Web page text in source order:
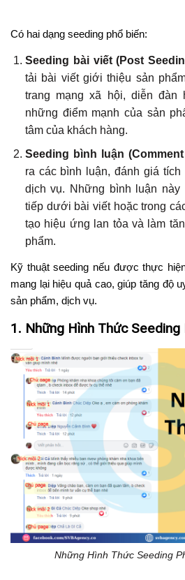
Có hai dạng seeding phổ biến:
Seeding bài viết (Post
tải bài viết giới thiệu sản
trang mạng xã hội, diễn đàn
những điểm mạnh của sản
tâm của khách hàng.
Seeding bình luận
ra các bình luận, đánh giá
dịch vụ. Những bình luận
tiếp dưới bài viết hoặc trong
tạo hiệu ứng lan tỏa và làm
phẩm.
Kỹ thuật seeding nếu được thực
mang lại hiệu quả cao, giúp tăng độ
sản phẩm, dịch vụ.
1. Những Hình Thức Seeding
Những Hình Thức Seeding